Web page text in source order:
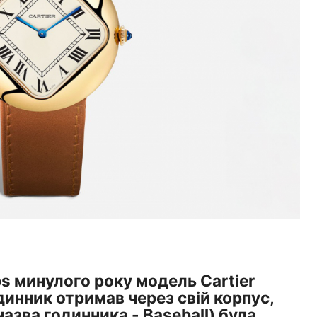
минулого року модель Cartier
отримав через свій корпус,